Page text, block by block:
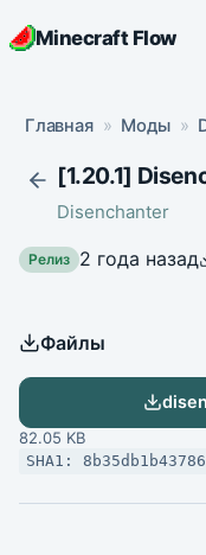
Minecraft Flow
Главная » Моды »
[1.20.1]
Disenchanter
Релиз 2 года назад
Файлы
82.05 KB
SHA1: